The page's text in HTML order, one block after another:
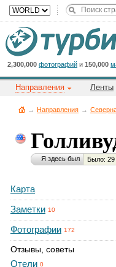
2,300,000 фотографий и 150,000
Направления Ленты
→ Направления →
Я здесь был Было: 29
Карта
Заметки 10
Фотографии 172
Отзывы, советы
Отели 0
Cейчас
на
сайте:
Title
Button